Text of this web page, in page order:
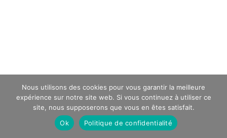
Nous utilisons des cookies pour vous garantir la meilleure
expérience sur notre site web. Si vous continuez à utiliser ce
site, nous supposerons que vous en êtes satisfait.
Ok
Politique de confidentialité